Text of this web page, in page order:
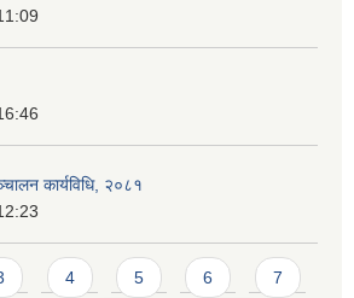
कार्यविधि, २०८१
4 5 6 7